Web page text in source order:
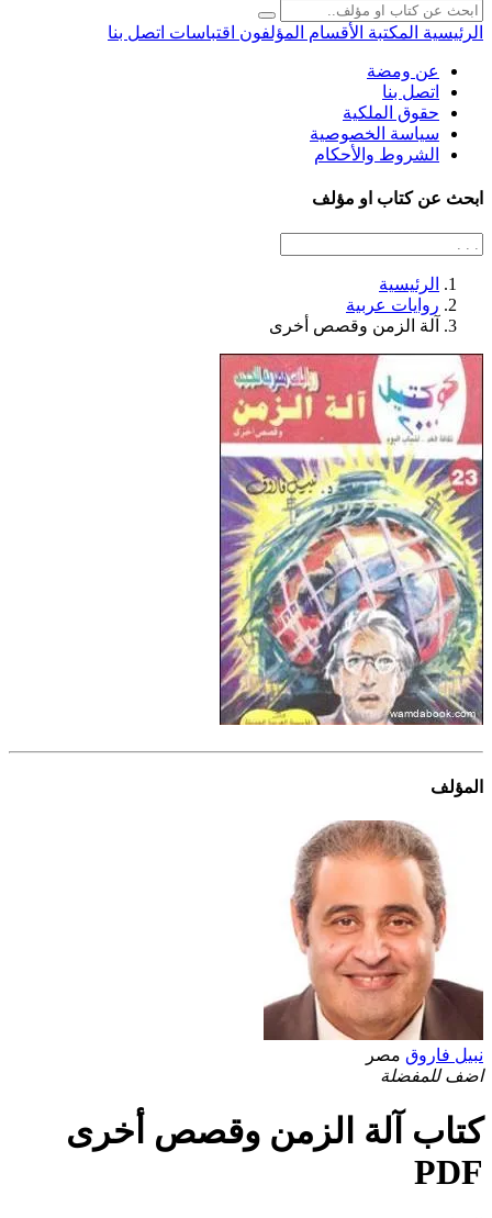
الرئيسية المكتبة الأقسام المؤلفون اقتباسات اتصل بنا
عن ومضة
اتصل بنا
حقوق الملكية
سياسة الخصوصية
الشروط والأحكام
ابحث عن كتاب او مؤلف
الرئيسية
روايات عربية
آلة الزمن وقصص أخرى
المؤلف
نبيل فاروق مصر
اضف للمفضلة
كتاب آلة الزمن وقصص أخرى
PDF